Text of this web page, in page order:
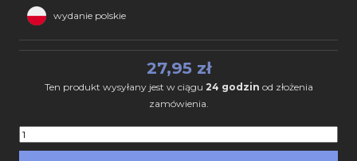
wydanie polskie
27,95 zł
Ten produkt wysyłany jest w ciągu 24 godzin od złożenia
zamówienia.